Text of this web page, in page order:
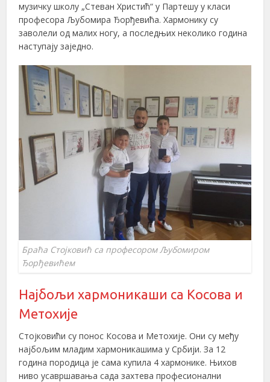
музичку школу „Стеван Христић“ у Партешу у класи
професора Љубомира Ђорђевића. Хармонику су
заволели од малих ногу, а последњих неколико година
наступају заједно.
Браћа Стојковић са професором Љубомиром
Ђорђевићем
Најбољи хармоникаши са Косова и
Метохије
Стојковићи су понос Косова и Метохије. Они су међу
најбољим младим хармоникашима у Србији. За 12
година породица је сама купила 4 хармонике. Њихов
ниво усавршавања сада захтева професионални